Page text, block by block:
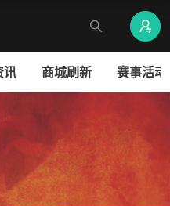
讯 商城刷新 赛事活动